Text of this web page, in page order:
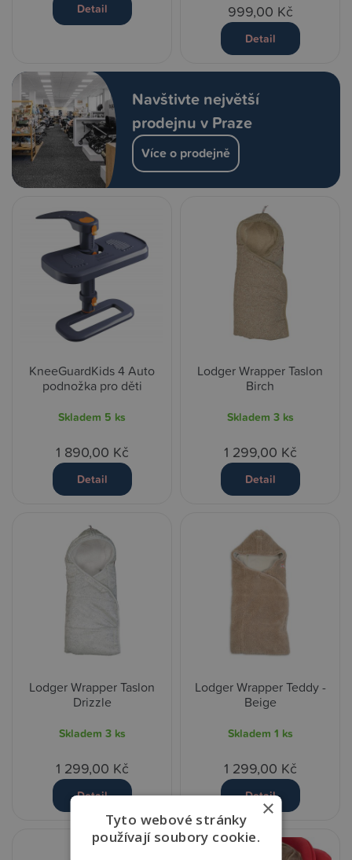
Navštivte největší
prodejnu v Praze
Více o prodejně
Detail 999,00 Kč
Detail
KneeGuardKids 4 Auto
podnožka pro děti
Skladem 5 ks
1 890,00 Kč
Detail
Lodger Wrapper Taslon
Birch
Skladem 3 ks
1 299,00 Kč
Detail
Lodger Wrapper Taslon
Drizzle
Skladem 3 ks
1 299,00 Kč
Detail
Lodger Wrapper Teddy -
Beige
Skladem 1 ks
1 299,00 Kč
Detail
×
Tyto webové stránky
používají soubory cookie.